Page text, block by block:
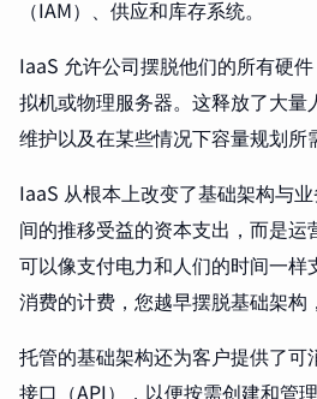
（IAM）、供应和库存系统。
IaaS 允许公司摆脱他们的所有硬
拟机或物理服务器。这释放了大量
维护以及在某些情况下容量规划所
IaaS 从根本上改变了基础架构与
间的推移受益的资本支出，而是
可以像支付电力和人们的时间一
消费的计费，您越早摆脱基础架构
托管的基础架构还为客户提供了可
接口（API），以便按需创建和管